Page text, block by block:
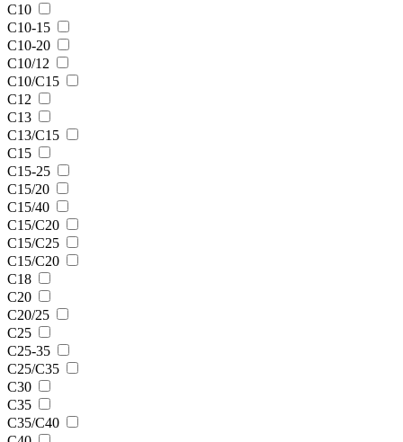
С10
С10-15
С10-20
С10/12
С10/C15
С12
С13
С13/С15
С15
С15-25
С15/20
С15/40
С15/C20
С15/C25
С15/С20
С18
С20
С20/25
С25
С25-35
С25/С35
С30
С35
С35/С40